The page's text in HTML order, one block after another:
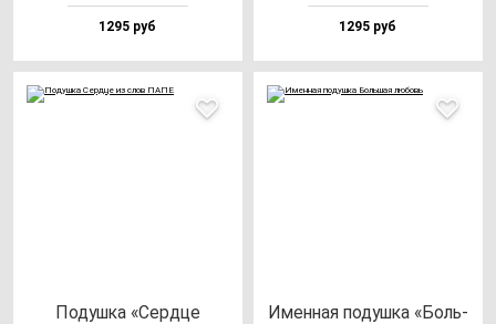
1295 руб 1295 руб
Подуш­ка «Сер­дце
Имен­ная по­душ­ка «Боль­